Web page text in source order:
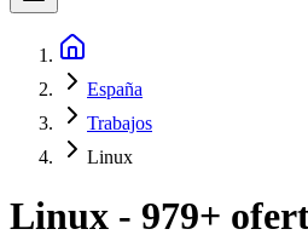
España
Trabajos
Linux
Linux - 979+